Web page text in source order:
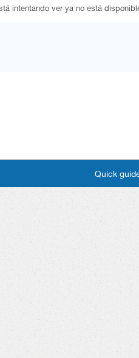
intentando ver ya no está
Quick